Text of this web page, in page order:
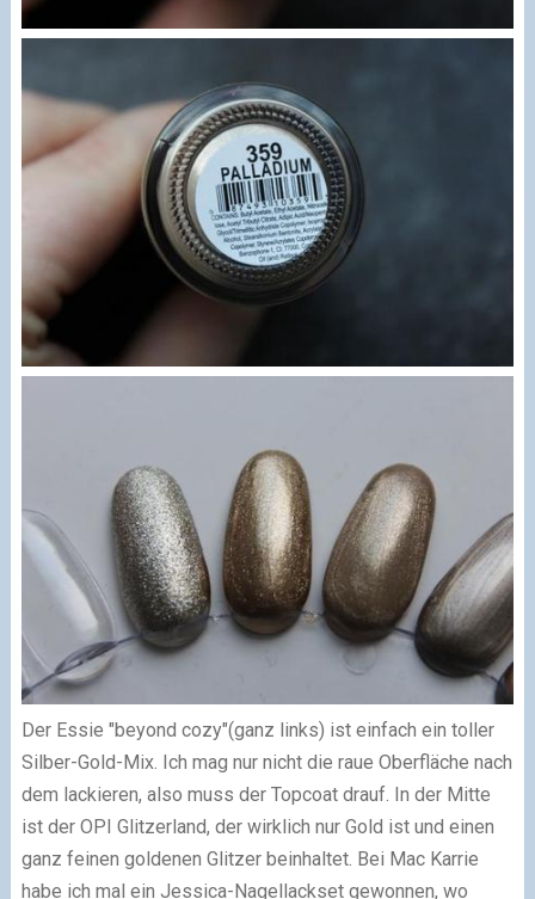
Der Essie "beyond cozy"(ganz links) ist einfach ein toller
Silber-Gold-Mix. Ich mag nur nicht die raue Oberfläche nach
dem lackieren, also muss der Topcoat drauf. In der Mitte
ist der OPI Glitzerland, der wirklich nur Gold ist und einen
ganz feinen goldenen Glitzer beinhaltet. Bei Mac Karrie
habe ich mal ein Jessica-Nagellackset gewonnen, wo